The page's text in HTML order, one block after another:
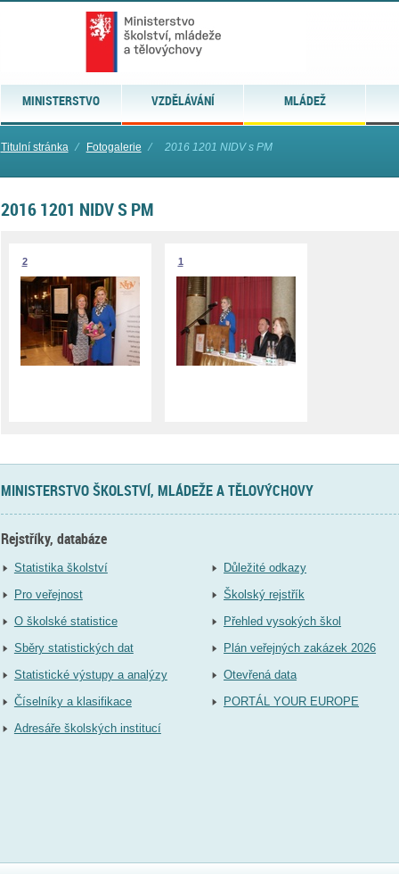
MINISTERSTVO VZDĚLÁVÁNÍ MLÁDEŽ
Titulní stránka ⁄ Fotogalerie ⁄ 2016 1201 NIDV s PM
2016 1201 NIDV S PM
2 1
MINISTERSTVO ŠKOLSTVÍ, MLÁDEŽE A TĚLOVÝCHOVY
Rejstříky, databáze
Statistika školství
Pro veřejnost
O školské statistice
Sběry statistických dat
Statistické výstupy a analýzy
Číselníky a klasifikace
Adresáře školských institucí
Důležité odkazy
Školský rejstřík
Přehled vysokých škol
Plán veřejných zakázek 2026
Otevřená data
PORTÁL YOUR EUROPE